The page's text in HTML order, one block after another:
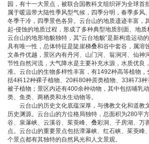
园，有十一大景点，被联合国教科文组织评为全球首
属于暖温带大陆性季风型气候，四季分明，春季多风
冬季干冷，四季景色各异。云台山的地质遗迹丰富，
起-侵蚀的地质过程，形成了多种典型地质剖面、地质
云台山的地形地貌独特，其“云台地貌”是新构造运动
具有唯一性，总体特征是陡崖梯叠和谷中套谷，属溶
文条件优越，景区内有丹河、山门河、翁涧河、仙神
节性自然河流，大气降水是主要补充水源，水质优良
准。云台山的生物多样性丰富，有1492种高等植物
括4科12种裸子植物、20科80种蔗类植物、33科73
被子植物；景区内还有400余种动物，其中包括哺乳
类、鱼类、两栖类和水生动物等。
云台山的历史文化底蕴深厚，与佛教文化和道教
历史渊源。云台山的方位格局独特，总面积为280平
谷、泉瀑峡、云溪谷、茱萸峰、叠彩洞、子房湖、万
点。云台山的重要景点包括潭瀑峡、红石峡、茱萸峰
个景点都有其独特的自然风光和人文景观。